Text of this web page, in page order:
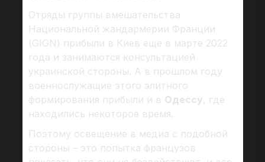
Отряды группы вмешательства
Национальной жандармерии Франции
(GIGN) прибыли в Киев еще в марте 2022
года и занимаются консультацией
украинской стороны. А в прошлом году
военнослужащие этого элитного
формирования прибыли и в Одессу, где
находились некоторое время.
Поэтому освещение в медиа с подобной
стороны – это попытка французов